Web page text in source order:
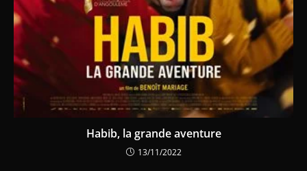
Habib, la grande aventure
13/11/2022